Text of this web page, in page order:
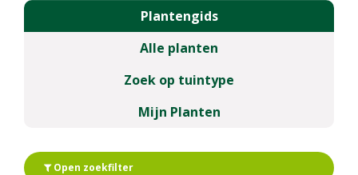
Plantengids
Alle planten
Zoek op tuintype
Mijn Planten
Open zoekfilter